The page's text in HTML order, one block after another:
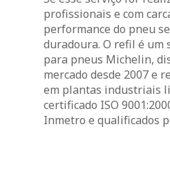
profissionais e com
performance do pneu
duradoura. O refil é um
para pneus Michelin,
mercado desde 2007 e
em plantas industriais
certificado ISO
Inmetro e qualificados